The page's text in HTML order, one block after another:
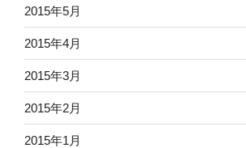
2015年5月
2015年4月
2015年3月
2015年2月
2015年1月